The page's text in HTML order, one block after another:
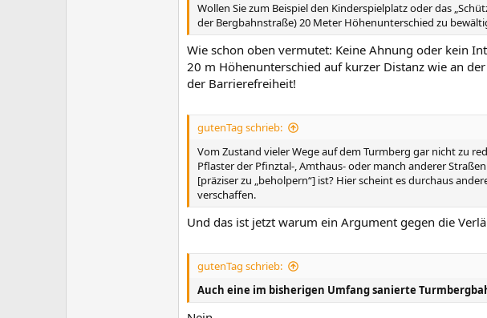
Wollen Sie zum Beispiel den Kinderspielplatz oder das
der Bergbahnstraße) 20 Meter Höhenunterschied zu
Wie schon oben vermutet: Keine Ahnung oder kein
20 m Höhenunterschied auf kurzer Distanz wie an
der Barrierefreiheit!
gutenTag schrieb:
Vom Zustand vieler Wege auf dem Turmberg gar nicht zu
Pflaster der Pfinztal-, Amthaus- oder manch anderer
[präziser zu „beholpern“] ist? Hier scheint es durchaus
verschaffen.
Und das ist jetzt warum ein Argument gegen die
gutenTag schrieb:
Auch eine im bisherigen Umfang sanierte